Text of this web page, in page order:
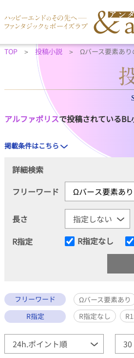
TOP 投稿小説 Ωバース要素あり
アルファポリスで投稿されているBL
掲載条件はこちら
詳細検索
フリーワード
長さ
R指定
R指定なし
フリーワード
Ωバース要素あり
R指定
R指定なし